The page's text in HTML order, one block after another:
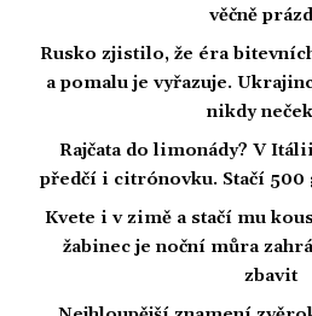
věčně
Rusko zjistilo, že éra
a pomalu je vyřazuje.
nikdy
Rajčata do limonády? V
předčí i citrónovku. Stačí 500
Kvete i v zimě a stačí mu
žabinec je noční můra
zbavit